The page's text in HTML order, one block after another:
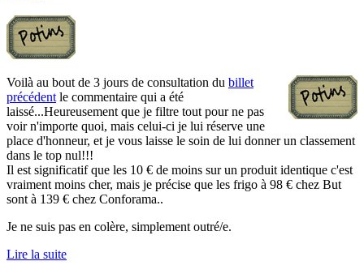
Voilà au bout de 3 jours de consultation du billet
précédent le commentaire qui a été
laissé...Heureusement que je filtre tout pour ne pas
voir n'importe quoi, mais celui-ci je lui réserve une
place d'honneur, et je vous laisse le soin de lui donner un classement
dans le top nul!!!
Il est significatif que les 10 € de moins sur un produit identique c'est
vraiment moins cher, mais je précise que les frigo à 98 € chez But
sont à 139 € chez Conforama..
Je ne suis pas en colère, simplement outré/e.
Lire la suite